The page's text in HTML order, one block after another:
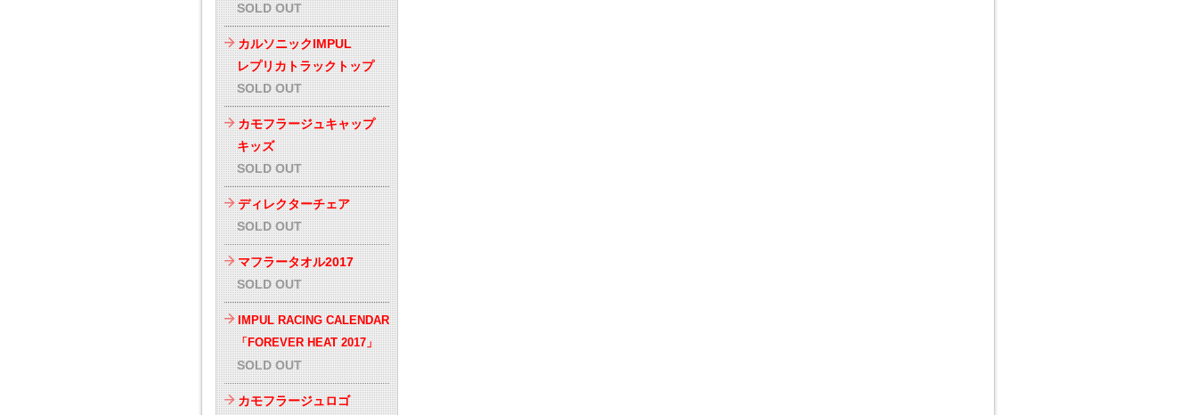
SOLD OUT
カルソニックIMPUL
レプリカトラックトップ
SOLD OUT
カモフラージュキャップ
キッズ
SOLD OUT
ディレクターチェア
SOLD OUT
マフラータオル2017
SOLD OUT
IMPUL RACING CALENDAR
「FOREVER HEAT 2017」
SOLD OUT
カモフラージュロゴ